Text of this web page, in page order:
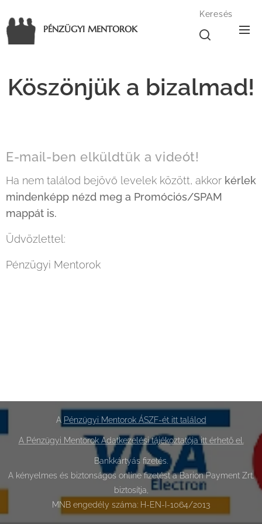
PÉNZÜGYI MENTOROK
Keresés
Köszönjük a bizalmad!
E-mail-ben elküldtük a videót!
Ha nem találod bejövő levelek között, akkor kérlek
mindenképp nézd meg a Promóciós/SPAM
mappát is.
Üdvözlettel:
Pénzügyi Mentorok
A Pénzügyi Mentorok ÁSZF-ét itt találod
A Pénzügyi Mentorok Adatkezelési tájékoztatója itt érhető el.
Bankkártyás fizetés.
A kényelmes és biztonságos online fizetést a Barion Payment Zrt.
biztosítja,
MNB engedély száma: H-EN-I-1064/2013